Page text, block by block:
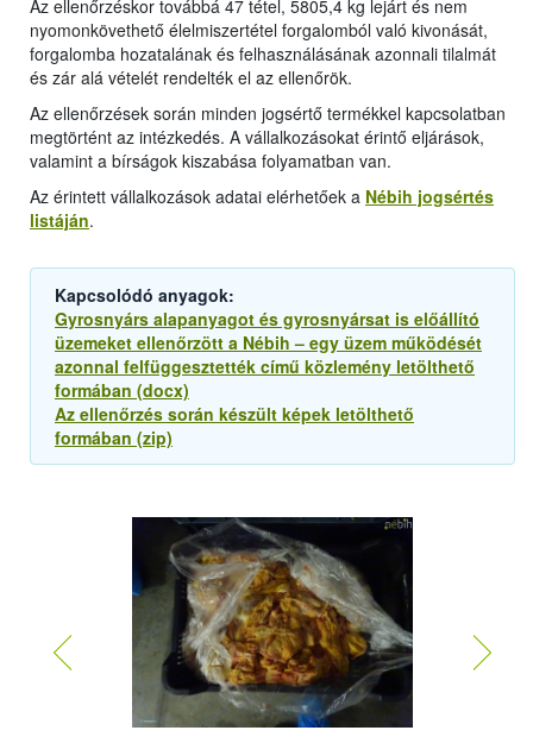
Az ellenőrzéskor továbbá 47 tétel, 5805,4 kg lejárt és nem
nyomonkövethető élelmiszertétel forgalomból való kivonását,
forgalomba hozatalának és felhasználásának azonnali tilalmát
és zár alá vételét rendelték el az ellenőrök.
Az ellenőrzések során minden jogsértő termékkel kapcsolatban
megtörtént az intézkedés. A vállalkozásokat érintő eljárások,
valamint a bírságok kiszabása folyamatban van.
Az érintett vállalkozások adatai elérhetőek a Nébih jogsértés
listáján.
Kapcsolódó anyagok:
Gyrosnyárs alapanyagot és gyrosnyársat is előállító
üzemeket ellenőrzött a Nébih – egy üzem működését
azonnal felfüggesztették című közlemény letölthető
formában (docx)
Az ellenőrzés során készült képek letölthető
formában (zip)